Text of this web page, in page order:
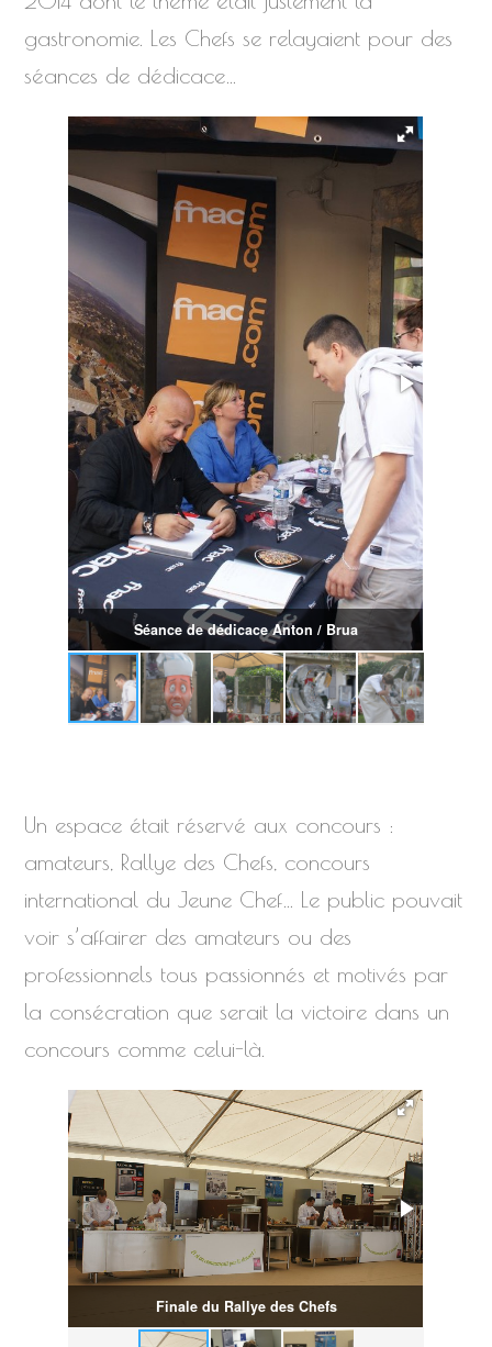
gastronomie. Les Chefs se relayaient pour des
séances de dédicace…
Séance de dédicace Anton / Brua
Un espace était réservé aux concours :
amateurs, Rallye des Chefs, concours
international du Jeune Chef… Le public pouvait
voir s’affairer des amateurs ou des
professionnels tous passionnés et motivés par
la consécration que serait la victoire dans un
concours comme celui-là.
Finale du Rallye des Chefs